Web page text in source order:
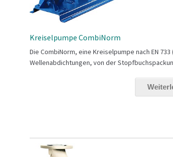
Kreiselpumpe CombiNorm
Die CombiNorm, eine Kreiselpumpe nach EN
Wellenabdichtungen, von der